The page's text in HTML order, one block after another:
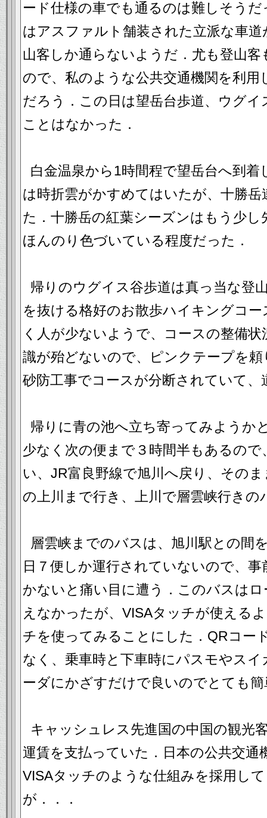
ード仕様の車でも通るのは難しそう
はアスファルト舗装された立派な車
山客しか通らないようだ．尤も登山
ので、私のような公共交通機関を利
だろう．この日は望岳台歩道、ウグ
ことはなかった．
白金温泉から1時間程で望岳台へ到着
は時折雲がかすめてはいたが、十勝
た．十勝岳の紅葉シーズンはもう少
ほんのり色づいている程度だった．
帰りのウグイス谷歩道は真っ当な登
を抜ける格好のお散歩ハイキングコ
く人が少ないようで、コースの整備
識が殆どないので、ピンクテープを
砂防工事でコースが分断されていて
帰りに青の池へ立ち寄ってみようか
少なく次の便まで３時間半もあるの
い、JR富良野線で旭川へ戻り、その
の上川まで行き、上川で層雲峡行きの
層雲峡までのバスは、旭川駅との間
日７便しか運行されていないので、
かないと痛い目に遭う．このバスは
えなかったが、VISAタッチが使える
チを使ってみることにした．QRコー
なく、乗車時と下車時にパスモやス
ーダにかざすだけで良いのでとても
キャッシュレス先進国の中国の観光
運賃を支払っていた．日本の公共交通
VISAタッチのような仕組みを採用し
が．．．